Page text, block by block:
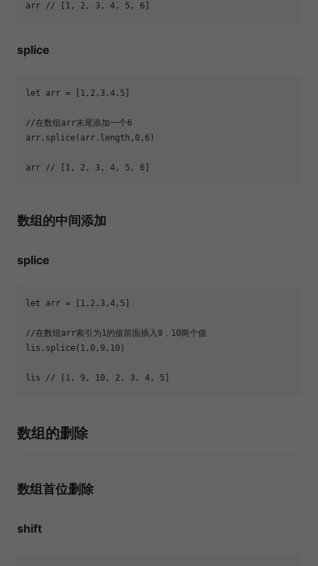
arr // [1, 2, 3, 4, 5, 6]
splice
let arr = [ 1 , 2 , 3 ,4 , 5
//在数组arr末尾添加一个6
arr.splice(arr.length, 0 , 6
arr // [1, 2, 3, 4, 5, 6]
数组的中间添加
splice
let arr = [ 1 , 2 , 3 ,4 , 5
//在数组arr索引为1的值前面插入9，10两个值
lis.splice( 1 , 0 , 9 , 10
lis // [1, 9, 10, 2, 3, 4, 5]
数组的删除
数组首位删除
shift